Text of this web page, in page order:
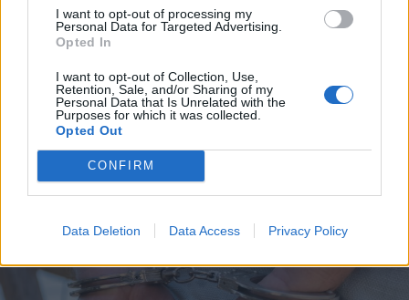
I want to opt-out of processing my
Personal Data for Targeted Advertising.
Opted In
I want to opt-out of Collection, Use,
Retention, Sale, and/or Sharing of my
Personal Data that Is Unrelated with the
Purposes for which it was collected.
Opted Out
CONFIRM
Data Deletion Data Access Privacy Policy
Életét vesztette két halász, akiket
villámcsapás ért a Maros partján –
frissítve